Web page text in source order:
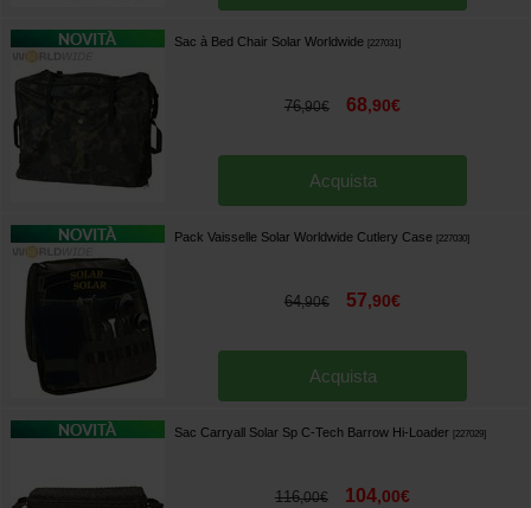
Sac à Bed Chair Solar Worldwide 227031]
76,90€ 68,90€
Acquista
Pack Vaisselle Solar Worldwide Cutlery Case 227030]
64,90€ 57,90€
Acquista
Sac Carryall Solar Sp C-Tech Barrow Hi-Loader 227029]
116,00€ 104,00€